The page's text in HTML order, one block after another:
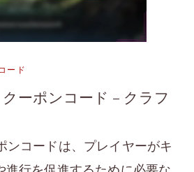
ード
ーポンコード – クラフ
ンコードは、プレイヤーがキ